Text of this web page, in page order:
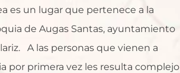
es un lugar que pertenece a la
de Augas Santas, ayuntamiento
A las personas que vienen a
por primera vez les resulta complejo